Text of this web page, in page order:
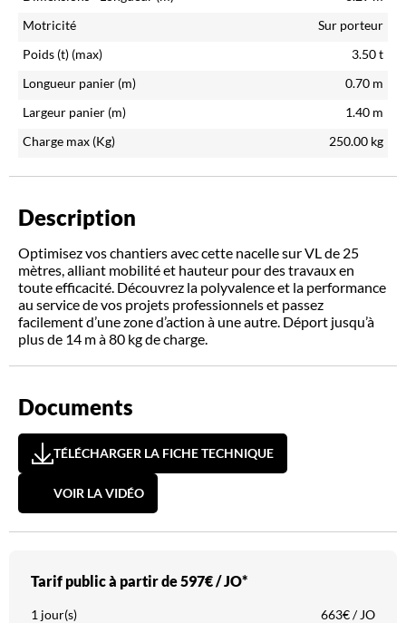
Motricité
Sur porteur
Poids (t) (max) 3.50t
Longueur panier (m)
0.70 m
Largeur panier (m)
1.40 m
Charge max (Kg)
250.00 kg
Description
Optimisez vos chantiers avec cette nacelle sur VL de 25
mètres, alliant mobilité et hauteur pour des travaux en
toute efficacité. Découvrez la polyvalence et la performance
au service de vos projets professionnels et passez
facilement d’une zone d’action à une autre. Déport jusqu’à
plus de 14 m à 80 kg de charge.
Documents
TÉLÉCHARGER LA FICHE TECHNIQUE
VOIR LA VIDÉO
Tarif public à partir de597€ / JO*
1 jour(s) 663€ / JO